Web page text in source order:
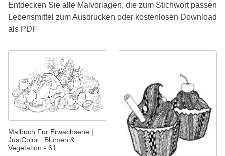
Entdecken Sie alle Malvorlagen, die zum Stichwort passen
Lebensmittel zum Ausdrucken oder kostenlosen Download
als PDF
Malbuch Fur Erwachsene |
JustColor : Blumen &
Vegetation - 61